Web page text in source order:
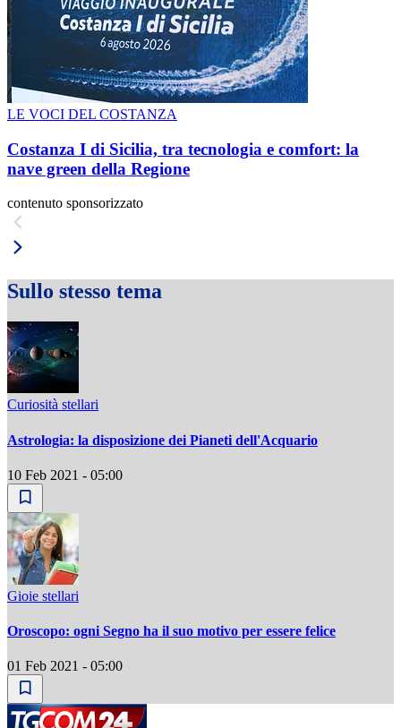
LE VOCI DEL COSTANZA
Costanza I di Sicilia, tra tecnologia e comfort: la
nave green della Regione
contenuto sponsorizzato
Sullo stesso tema
Curiosità stellari
Astrologia: la disposizione dei Pianeti dell'Acquario
10 Feb 2021 - 05:00
Gioie stellari
Oroscopo: ogni Segno ha il suo motivo per essere felice
01 Feb 2021 - 05:00